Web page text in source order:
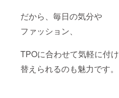
だから、毎日の気分や
ファッション、
TPOに合わせて気軽に付け
替えられるのも魅力です。